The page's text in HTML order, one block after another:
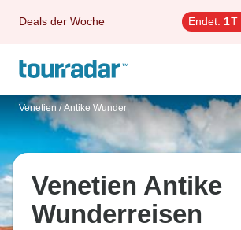
Deals der Woche Endet: 1T
Venetien / Antike Wunder
Venetien Antike
Wunderreisen